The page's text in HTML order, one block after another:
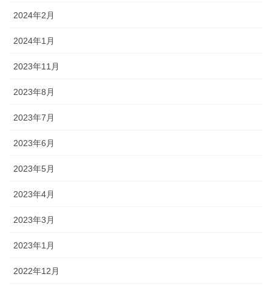
2024年2月
2024年1月
2023年11月
2023年8月
2023年7月
2023年6月
2023年5月
2023年4月
2023年3月
2023年1月
2022年12月